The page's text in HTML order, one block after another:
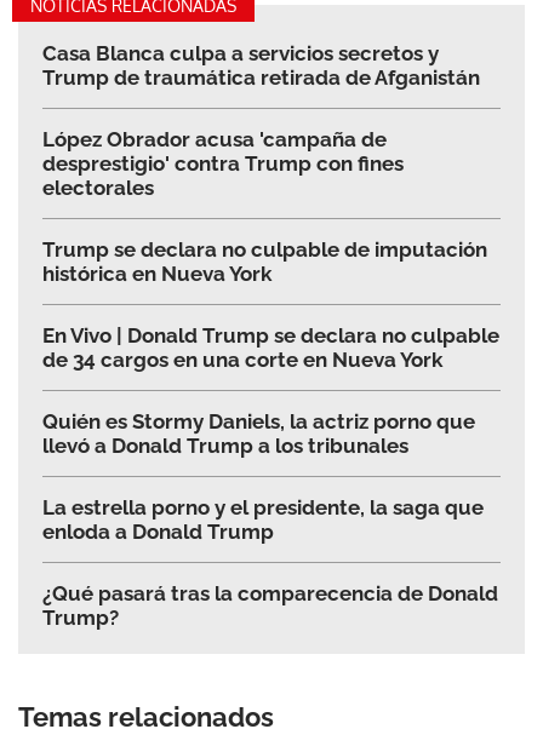
NOTICIAS RELACIONADAS
Casa Blanca culpa a servicios secretos y
Trump de traumática retirada de Afganistán
López Obrador acusa 'campaña de
desprestigio' contra Trump con fines
electorales
Trump se declara no culpable de imputación
histórica en Nueva York
En Vivo | Donald Trump se declara no culpable
de 34 cargos en una corte en Nueva York
Quién es Stormy Daniels, la actriz porno que
llevó a Donald Trump a los tribunales
La estrella porno y el presidente, la saga que
enloda a Donald Trump
¿Qué pasará tras la comparecencia de Donald
Trump?
Temas relacionados